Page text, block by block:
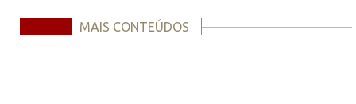
MAIS CONTEÚDOS